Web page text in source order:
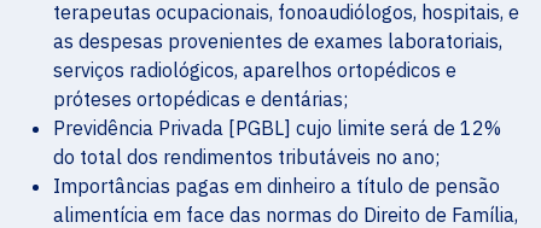
terapeutas ocupacionais, fonoaudiólogos, hospitais, e
as despesas provenientes de exames laboratoriais,
serviços radiológicos, aparelhos ortopédicos e
próteses ortopédicas e dentárias;
Previdência Privada [PGBL] cujo limite será de 12%
do total dos rendimentos tributáveis no ano;
Importâncias pagas em dinheiro a título de pensão
alimentícia em face das normas do Direito de Família,